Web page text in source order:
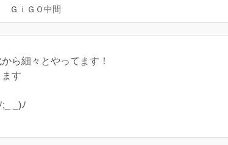
ＧｉＧＯ中間
ら細々とやってます！
す
_)ﾉ